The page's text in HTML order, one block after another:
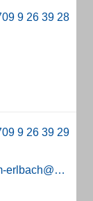
kinderkrippe.buch-am-erlbach@gmx.de